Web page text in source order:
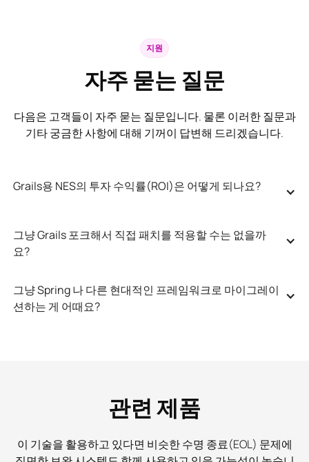
지원
자주 묻는 질문
다음은 고객들이 자주 묻는 질문입니다. 물론 이러한 질문과
기타 궁금한 사항에 대해 기꺼이 답변해 드리겠습니다.
Grails용 NES의 투자 수익률(ROI)은 어떻게 되나요?
그냥 Grails 포크해서 직접 패치를 적용할 수는 없을까
요?
그냥 Spring 나 다른 현대적인 프레임워크로 마이그레이
션하는 게 어때요?
관련 제품
이 기술을 활용하고 있다면 비슷한 수명 종료(EOL) 문제에